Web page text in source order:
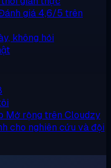
giá 4,6/5 trên
không hỏi
Mở rộng trên Cloudzy
cho nghiên cứu và đội